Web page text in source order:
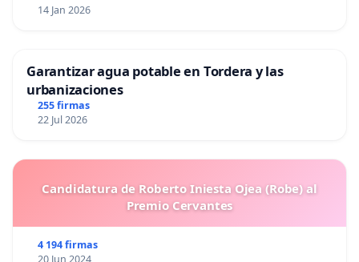
14 Jan 2026
Garantizar agua potable en Tordera y las
urbanizaciones
255 firmas
22 Jul 2026
Candidatura de Roberto Iniesta Ojea (Robe) al
Premio Cervantes
4 194 firmas